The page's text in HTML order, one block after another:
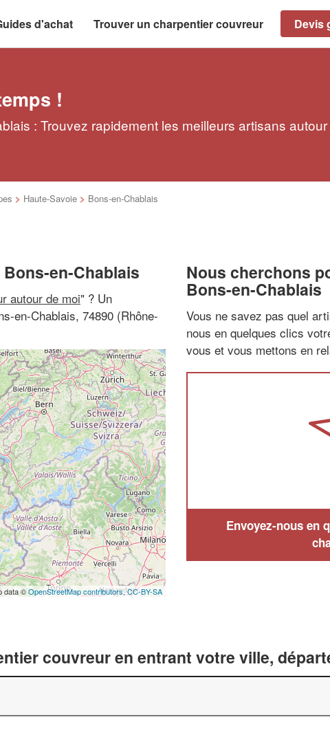
d'achat Trouver un charpentier couvreur Devis
!
: Trouvez rapidement les meilleurs artisans
> Haute-Savoie > Bons-en-Chablais
en-Chablais
autour de moi" ? Un
en-Chablais, 74890 (Rhône-
data ©OpenStreetMap contributors,CC-BY-SA
Nous cherchons
Bons-en-Chablais
Vous ne savez pas quel
nous en quelques clics
vous et vous mettons en
Envoyez-nous en
couvreur en entrant votre ville,